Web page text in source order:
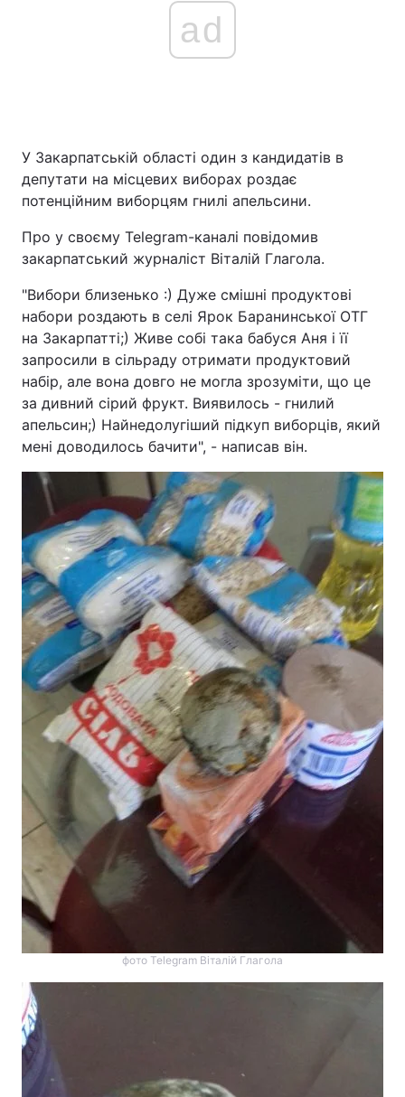
ad
У Закарпатській області один з кандидатів в
депутати на місцевих виборах роздає
потенційним виборцям гнилі апельсини.
Про у своєму Telegram-каналі повідомив
закарпатський журналіст Віталій Глагола.
"Вибори близенько :) Дуже смішні продуктові
набори роздають в селі Ярок Баранинської ОТГ
на Закарпатті;) Живе собі така бабуся Аня і її
запросили в сільраду отримати продуктовий
набір, але вона довго не могла зрозуміти, що це
за дивний сірий фрукт. Виявилось - гнилий
апельсин;) Найнедолугіший підкуп виборців, який
мені доводилось бачити", - написав він.
фото Telegram Віталій Глагола